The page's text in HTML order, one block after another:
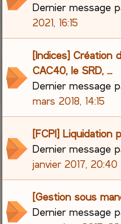
Dernier message
2021, 16:15
[Indices] Création
CAC40, le SRD, ...
Dernier message
mars 2018, 14:15
[FCPI] Liquidation
Dernier message
janvier 2017, 20:40
[Gestion sous
Dernier message